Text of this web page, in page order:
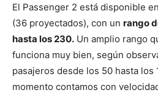
El Passenger 2 está disponible en
(36 proyectados), con un rango
hasta los 230. Un amplio rango
funciona muy bien, según
pasajeros desde los 50 hasta los
momento contamos con